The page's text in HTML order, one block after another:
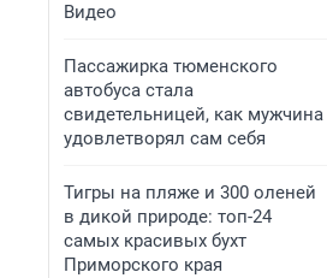
Видео
Пассажирка тюменского
автобуса стала
свидетельницей, как мужчина
удовлетворял сам себя
Тигры на пляже и 300 оленей
в дикой природе: топ-24
самых красивых бухт
Приморского края